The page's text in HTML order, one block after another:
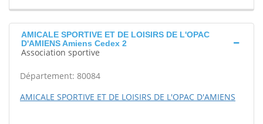
AMICALE SPORTIVE ET DE LOISIRS DE L'OPAC
D'AMIENS Amiens Cedex 2
Association sportive
Département: 80084
AMICALE SPORTIVE ET DE LOISIRS DE L'OPAC D'AMIENS